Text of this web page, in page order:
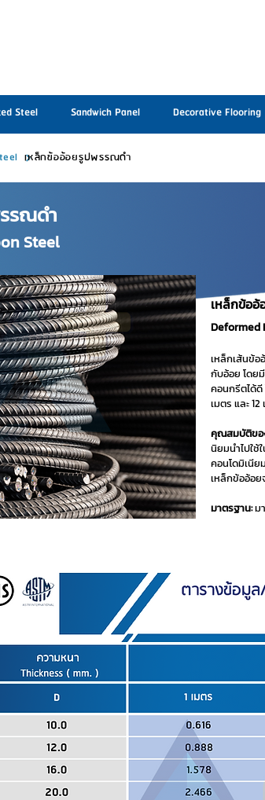
Steel Sandwich Panel Decorative Flooring
เหล็กข้ออ้อยรูปพรรณดำ
รณดำ
Steel
เหล็กข้อ
Deformed
เหล็กเส้นข้อ
กับอ้อย โดย
คอนกรีตได้ดี
เมตร และ
คุณสมบัติขอ
นิยมนำไปใช้
คอนโดมิเนีย
เหล็กข้ออ้อย
มาตรฐาน:ม